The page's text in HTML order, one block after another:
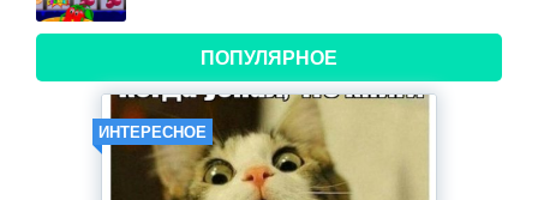
ПОПУЛЯРНОЕ
ИНТЕРЕСНОЕ